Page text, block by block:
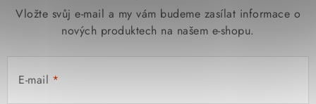
Vložte svůj e-mail a my vám budeme zasílat informace o
nových produktech na našem e-shopu.
E-mail